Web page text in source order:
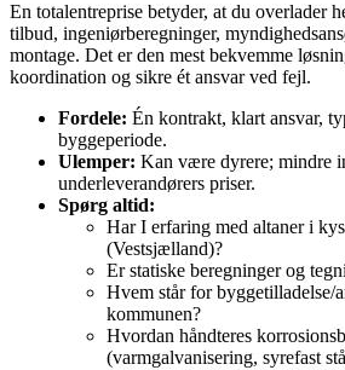
En totalentreprise betyder, at du overlader
tilbud, ingeniørberegninger,
montage. Det er den mest bekvemme
koordination og sikre ét ansvar ved fejl.
Fordele: Én kontrakt, klart ansvar,
byggeperiode.
Ulemper: Kan være dyrere; mindre
underleverandørers priser.
Spørg altid:
Har I erfaring med altaner i
(Vestsjælland)?
Er statiske beregninger og
Hvem står for byggetilladelse/
kommunen?
Hvordan håndteres
(varmgalvanisering, syrefast